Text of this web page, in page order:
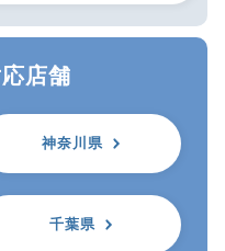
店舗
神奈川県
千葉県